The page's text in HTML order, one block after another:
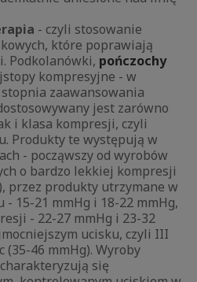
- czyli stosowanie
które poprawiają
Podkolanówki, pończochy
kompresyjne - w
zaawansowania
jest zarówno
i klasa kompresji, czyli
Produkty te występują w
- począwszy od wyrobów
o bardzo lekkiej kompresji
przez produkty utrzymane w
- 15-21 mmHg i 18-22 mmHg,
- 22-27 mmHg i 23-32
ucisku, czyli III
(35-46 mmHg). Wyroby
się